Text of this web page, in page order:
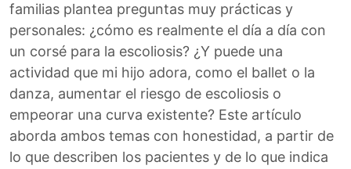
familias plantea preguntas muy prácticas y
personales: ¿cómo es realmente el día a día con
un corsé para la escoliosis? ¿Y puede una
actividad que mi hijo adora, como el ballet o la
danza, aumentar el riesgo de escoliosis o
empeorar una curva existente? Este artículo
aborda ambos temas con honestidad, a partir de
lo que describen los pacientes y de lo que indica